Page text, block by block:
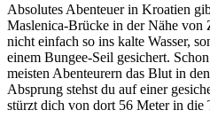
Absolutes Abenteuer in Kroatien
Maslenica-Brücke in der Nähe von
nicht einfach so ins kalte Wasser,
einem Bungee-Seil gesichert.
meisten Abenteurern das Blut in
Absprung stehst du auf einer
stürzt dich von dort 56 Meter in die